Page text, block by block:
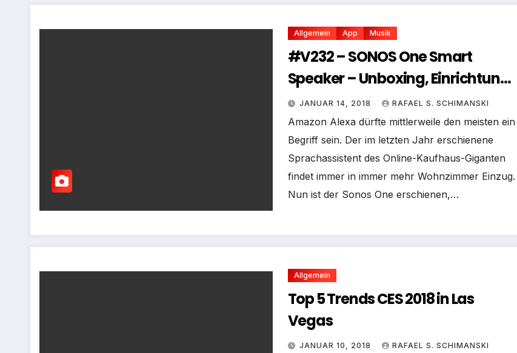
Allgemein App Musik
#V232 – SONOS One Smart
Speaker – Unboxing, Einrichtung
und Vorstellung
JANUAR 14, 2018 RAFAEL S. SCHIMANSKI
Amazon Alexa dürfte mittlerweile den meisten ein
Begriff sein. Der im letzten Jahr erschienene
Sprachassistent des Online-Kaufhaus-Giganten
findet immer in immer mehr Wohnzimmer Einzug.
Nun ist der Sonos One erschienen,…
Allgemein
Top 5 Trends CES 2018 in Las
Vegas
JANUAR 10, 2018 RAFAEL S. SCHIMANSKI